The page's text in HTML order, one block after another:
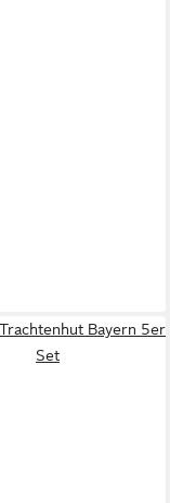
Bayern 5er
Set